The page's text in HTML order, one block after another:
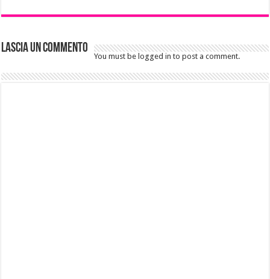
Lascia un commento
You must be logged in to post a comment.